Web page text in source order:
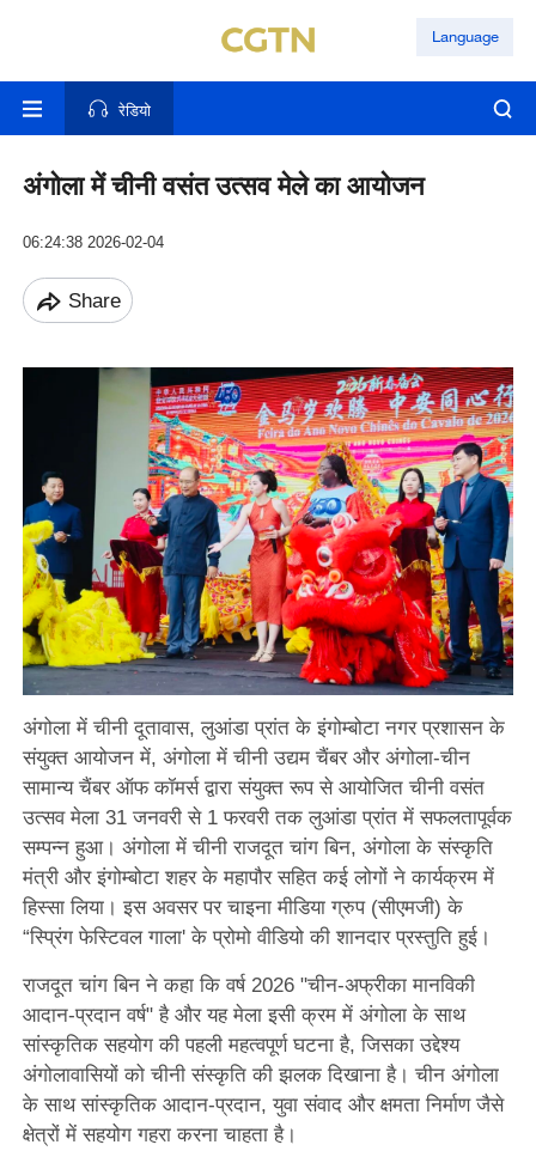
Language
रेडियो
अंगोला में चीनी वसंत उत्सव मेले का आयोजन
06:24:38 2026-02-04
Share
अंगोला में चीनी दूतावास, लुआंडा प्रांत के इंगोम्बोटा नगर प्रशासन के
संयुक्त आयोजन में, अंगोला में चीनी उद्यम चैंबर और अंगोला-चीन
सामान्य चैंबर ऑफ कॉमर्स द्वारा संयुक्त रूप से आयोजित चीनी वसंत
उत्सव मेला 31 जनवरी से 1 फरवरी तक लुआंडा प्रांत में सफलतापूर्वक
सम्पन्न हुआ। अंगोला में चीनी राजदूत चांग बिन, अंगोला के संस्कृति
मंत्री और इंगोम्बोटा शहर के महापौर सहित कई लोगों ने कार्यक्रम में
हिस्सा लिया। इस अवसर पर चाइना मीडिया ग्रुप (सीएमजी) के
“स्प्रिंग फेस्टिवल गाला' के प्रोमो वीडियो की शानदार प्रस्तुति हुई।
राजदूत चांग बिन ने कहा कि वर्ष 2026 "चीन-अफ्रीका मानविकी
आदान-प्रदान वर्ष" है और यह मेला इसी क्रम में अंगोला के साथ
सांस्कृतिक सहयोग की पहली महत्वपूर्ण घटना है, जिसका उद्देश्य
अंगोलावासियों को चीनी संस्कृति की झलक दिखाना है। चीन अंगोला
के साथ सांस्कृतिक आदान-प्रदान, युवा संवाद और क्षमता निर्माण जैसे
क्षेत्रों में सहयोग गहरा करना चाहता है।